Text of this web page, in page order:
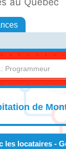
de
les locataires -